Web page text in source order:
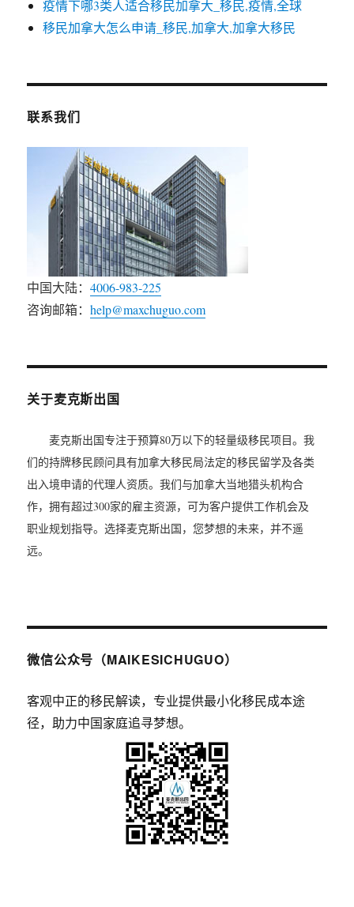
疫情下哪3类人适合移民加拿大_移民,疫情,全球
移民加拿大怎么申请_移民,加拿大,加拿大移民
联系我们
中国大陆：4006-983-225
咨询邮箱：help@maxchuguo.com
关于麦克斯出国
麦克斯出国专注于预算80万以下的轻量级移民项目。我
们的持牌移民顾问具有加拿大移民局法定的移民留学及各类
出入境申请的代理人资质。我们与加拿大当地猎头机构合
作，拥有超过300家的雇主资源，可为客户提供工作机会及
职业规划指导。选择麦克斯出国，您梦想的未来，并不遥
远。
微信公众号（MAIKESICHUGUO）
客观中正的移民解读，专业提供最小化移民成本途
径，助力中国家庭追寻梦想。